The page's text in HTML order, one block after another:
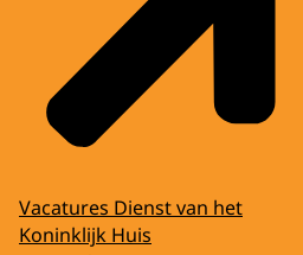
Vacatures Dienst van het
Koninklijk Huis